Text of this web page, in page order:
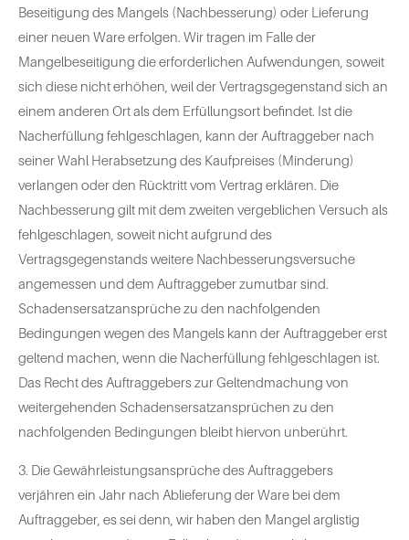
Beseitigung des Mangels (Nachbesserung) oder Lieferung
einer neuen Ware erfolgen. Wir tragen im Falle der
Mangelbeseitigung die erforderlichen Aufwendungen, soweit
sich diese nicht erhöhen, weil der Vertragsgegenstand sich an
einem anderen Ort als dem Erfüllungsort befindet. Ist die
Nacherfüllung fehlgeschlagen, kann der Auftraggeber nach
seiner Wahl Herabsetzung des Kaufpreises (Minderung)
verlangen oder den Rücktritt vom Vertrag erklären. Die
Nachbesserung gilt mit dem zweiten vergeblichen Versuch als
fehlgeschlagen, soweit nicht aufgrund des
Vertragsgegenstands weitere Nachbesserungsversuche
angemessen und dem Auftraggeber zumutbar sind.
Schadensersatzansprüche zu den nachfolgenden
Bedingungen wegen des Mangels kann der Auftraggeber erst
geltend machen, wenn die Nacherfüllung fehlgeschlagen ist.
Das Recht des Auftraggebers zur Geltendmachung von
weitergehenden Schadensersatzansprüchen zu den
nachfolgenden Bedingungen bleibt hiervon unberührt.
3. Die Gewährleistungsansprüche des Auftraggebers
verjähren ein Jahr nach Ablieferung der Ware bei dem
Auftraggeber, es sei denn, wir haben den Mangel arglistig